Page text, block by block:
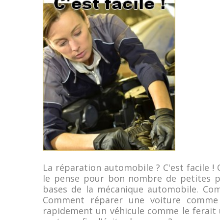
La réparation automobile ? C'est facile
le pense pour bon nombre de petites
bases de la mécanique automobile.
Comment réparer une voiture
rapidement un véhicule comme le